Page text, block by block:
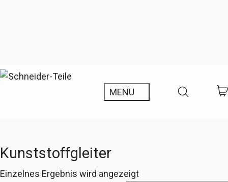
Kunststoffgleiter
Einzelnes Ergebnis wird angezeigt